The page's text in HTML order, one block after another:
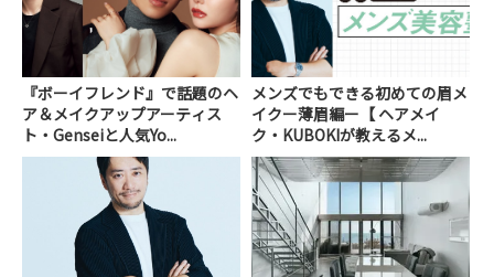
『ボーイフレンド』で話題のヘ
ア＆メイクアップアーティス
ト・Genseiと人気Yo...
メンズでもできる初めての眉メ
イクー薄眉編ー【 ヘアメイ
ク・KUBOKIが教えるメ...